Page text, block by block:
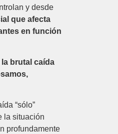
y desde
que afecta
en función
brutal caída
“sólo”
la situación
profundamente